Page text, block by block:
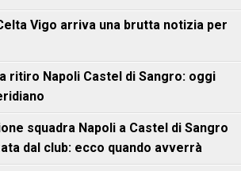
Vigo arriva una brutta notizia per
ritiro Napoli Castel di Sangro: oggi
squadra Napoli a Castel di Sangro
dal club: ecco quando avverrà